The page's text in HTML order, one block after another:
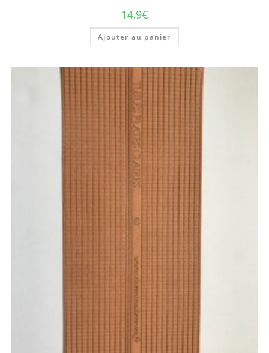
14,9€
Ajouter au panier